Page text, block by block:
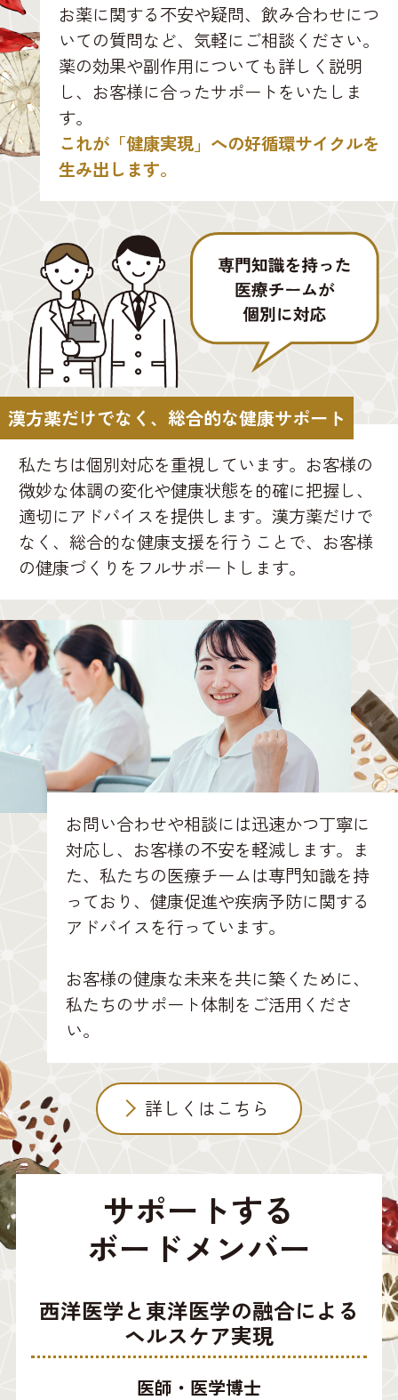
お薬に関する不安や疑問、飲み合わせにつ
いての質問など、気軽にご相談ください。
薬の効果や副作用についても詳しく説明
し、お客様に合ったサポートをいたしま
す。
これが「健康実現」への好循環サイクルを
生み出します。
漢方薬だけでなく、総合的な健康サポート
私たちは個別対応を重視しています。お客様の
微妙な体調の変化や健康状態を的確に把握し、
適切にアドバイスを提供します。漢方薬だけで
なく、総合的な健康支援を行うことで、お客様
の健康づくりをフルサポートします。
お問い合わせや相談には迅速かつ丁寧に
対応し、お客様の不安を軽減します。ま
た、私たちの医療チームは専門知識を持
っており、健康促進や疾病予防に関する
アドバイスを行っています。
お客様の健康な未来を共に築くために、
私たちのサポート体制をご活用くださ
い。
詳しくはこちら
サポートする
ボードメンバー
西洋医学と東洋医学の融合による
ヘルスケア実現
医師・医学博士